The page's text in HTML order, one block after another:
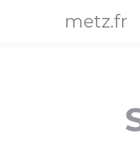
metz.fr